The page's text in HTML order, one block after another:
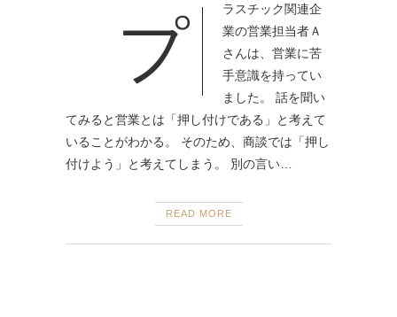
プ
ラスチック関連企
業の営業担当者Ａ
さんは、営業に苦
手意識を持ってい
ました。 話を聞い
てみると営業とは「押し付けである」と考えて
いることがわかる。 そのため、商談では「押し
付けよう」と考えてしまう。 別の言い…
READ MORE